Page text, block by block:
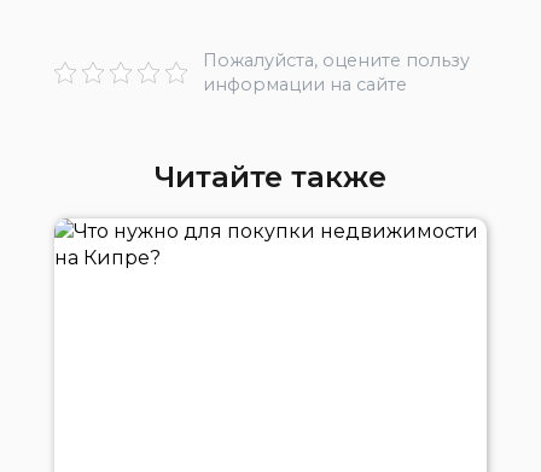
Пожалуйста, оцените пользу
информации на сайте
Читайте также